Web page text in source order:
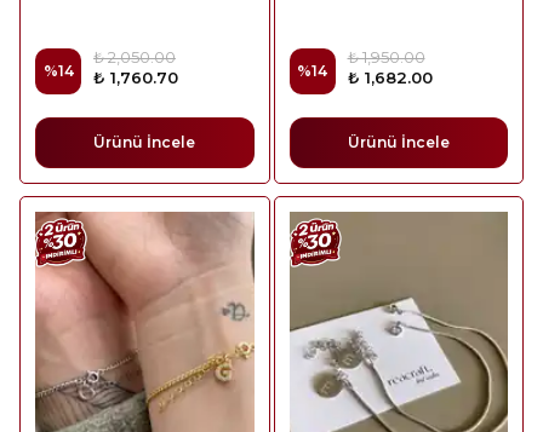
%14
₺ 2,050.00
₺ 1,760.70
Ürünü İncele
%14
₺ 1,950.00
₺ 1,682.00
Ürünü İncele